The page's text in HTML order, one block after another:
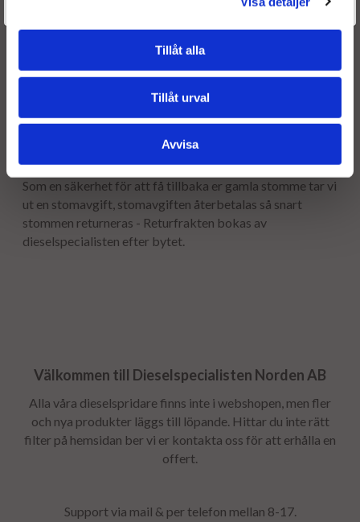
Tillåt alla
Tillåt urval
Avvisa
Leveranstiden normalt ca är 2-5 arbetsdagar.
12 månaders garanti.
Stomavgift
Som en säkerhet för att få tillbaka er gamla stomme tar vi
ut en stomavgift, stomavgiften återbetalas så snart
stommen returneras - Returfrakten bokas av
dieselspecialisten efter bytet.
Välkommen till Dieselspecialisten Norden AB
Alla våra dieselspridare finns inte i webshopen, men fler
och nya produkter läggs till löpande. Hittar du inte rätt
filter på hemsidan ber vi er kontakta oss för att erhålla en
offert.
Support via mail & per telefon mellan 8-17.
Givetvis går det även bra att handla utan att logga in.